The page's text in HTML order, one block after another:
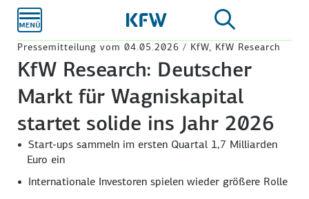
Hauptinhalt
Pressemitteilung vom 04.05.2026 / KfW, KfW Research
KfW Research: Deutscher
Markt für Wagniskapital
startet solide ins Jahr 2026
Start-ups sammeln im ersten Quartal 1,7 Milliarden
Euro ein
Internationale Investoren spielen wieder größere Rolle